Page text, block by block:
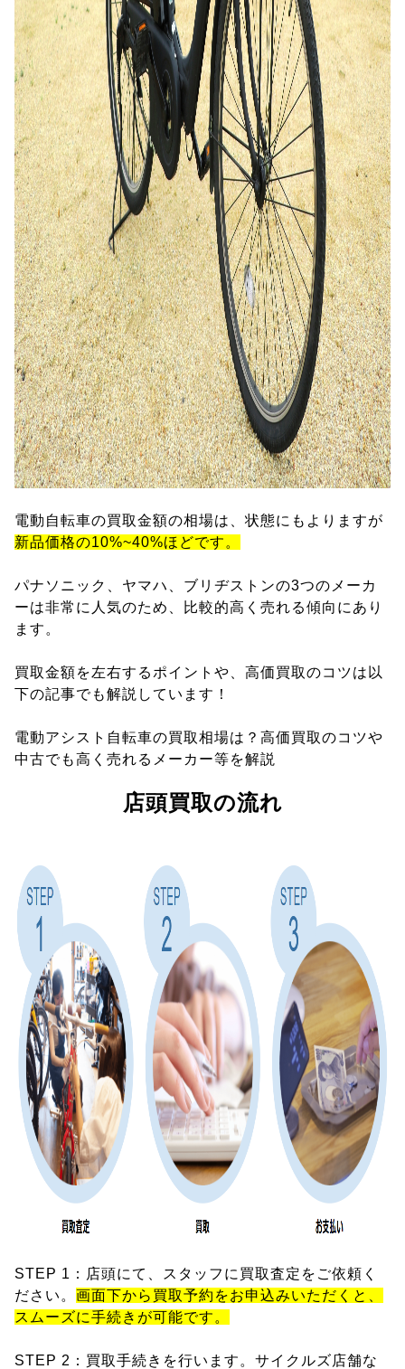
電動自転車の買取金額の相場は、状態にもよりますが
新品価格の10%~40%ほどです。
パナソニック、ヤマハ、ブリヂストンの3つのメーカ
ーは非常に人気のため、比較的高く売れる傾向にあり
ます。
買取金額を左右するポイントや、高価買取のコツは以
下の記事でも解説しています！
電動アシスト自転車の買取相場は？高価買取のコツや
中古でも高く売れるメーカー等を解説
店頭買取の流れ
STEP 1：店頭にて、スタッフに買取査定をご依頼く
ださい。 画面下から買取予約をお申込みいただくと、
スムーズに手続きが可能です。
STEP 2：買取手続きを行います。サイクルズ店舗な